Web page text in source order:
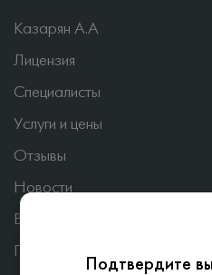
Казарян А.А
Лицензия
Специалисты
Услуги и цены
Отзывы
Новости
Вопросы
Подтвердите